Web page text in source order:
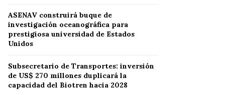
ASENAV construirá buque de
investigación oceanográfica para
prestigiosa universidad de Estados
Unidos
Subsecretario de Transportes: inversión
de US$ 270 millones duplicará la
capacidad del Biotren hacia 2028